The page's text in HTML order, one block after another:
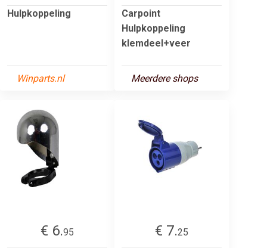
Hulpkoppeling
Winparts.nl
Carpoint
Hulpkoppeling
klemdeel+veer
Meerdere shops
€ 6.95
€ 7.25